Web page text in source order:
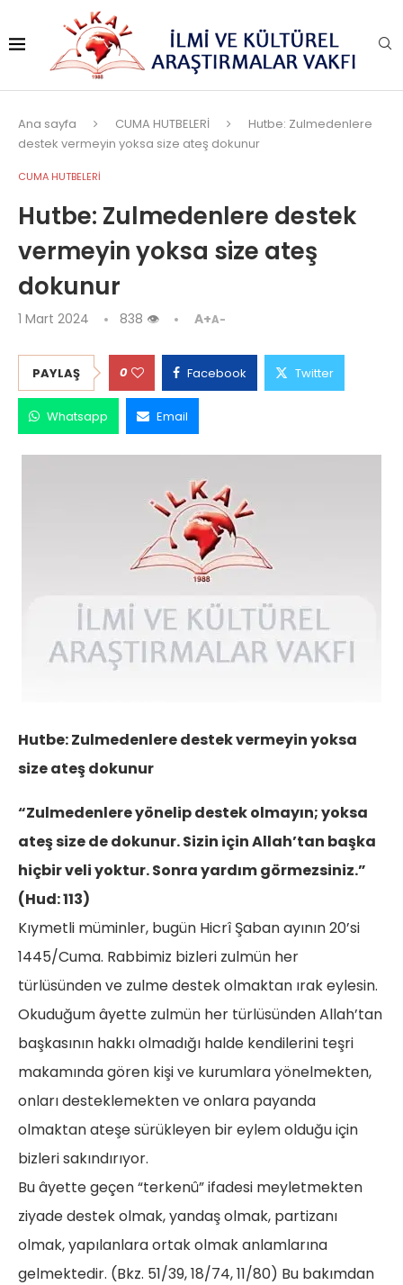
Ana sayfa CUMA HUTBELERİ
Hutbe: Zulmedenlere
destek vermeyin yoksa size ateş dokunur
CUMA HUTBELERİ
Hutbe: Zulmedenlere destek
vermeyin yoksa size ateş
dokunur
1 Mart 2024 838 👁 A+A-
PAYLAŞ 0 Facebook Twitter
Whatsapp Email
Hutbe: Zulmedenlere destek vermeyin yoksa
size ateş dokunur
“Zulmedenlere yönelip destek olmayın; yoksa
ateş size de dokunur. Sizin için Allah’tan başka
hiçbir veli yoktur. Sonra yardım görmezsiniz.”
(Hud: 113)
Kıymetli müminler, bugün Hicrî Şaban ayının 20’si
1445/Cuma. Rabbimiz bizleri zulmün her
türlüsünden ve zulme destek olmaktan ırak eylesin.
Okuduğum âyette zulmün her türlüsünden Allah’tan
başkasının hakkı olmadığı halde kendilerini teşri
makamında gören kişi ve kurumlara yönelmekten,
onları desteklemekten ve onlara payanda
olmaktan ateşe sürükleyen bir eylem olduğu için
bizleri sakındırıyor.
Bu âyette geçen “terkenû” ifadesi meyletmekten
ziyade destek olmak, yandaş olmak, partizanı
olmak, yapılanlara ortak olmak anlamlarına
gelmektedir. (Bkz. 51/39, 18/74, 11/80) Bu bakımdan